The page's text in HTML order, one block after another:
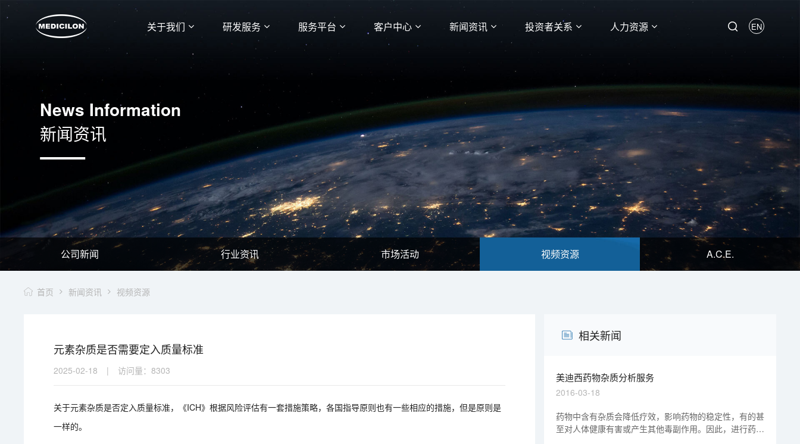
关于我们 研发服务 服务平台 客户中心 新闻资讯 投资者关系 人力资源 EN
News Information
新闻资讯
公司新闻 行业资讯 市场活动 视频资源 A.C.E.
首页 新闻资讯 视频资源
元素杂质是否需要定入质量标准
2025-02-18 | 访问量：8303
关于元素杂质是否定入质量标准，《ICH》根据风险评估有一套措施策略，各国指导原则也有一些相应的措施，但是原则是
一样的。
相关新闻
美迪西药物杂质分析服务
2016-03-18
药物中含有杂质会降低疗效，影响药物的稳定性，有的甚
至对人体健康有害或产生其他毒副作用。因此，进行药物